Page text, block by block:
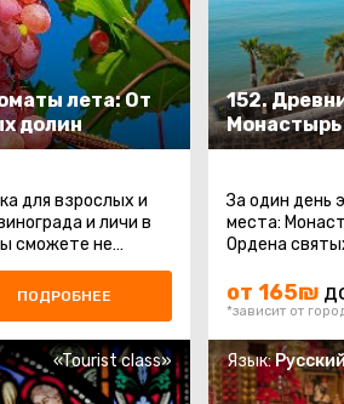
лета: От
долин
для взрослых и
и личи в
сможете не
...
ПОДРОБНЕЕ
152.
За один день
места:
Ордена святых
от 165₪
*зависит от
«Tourist class» Язык:Русский